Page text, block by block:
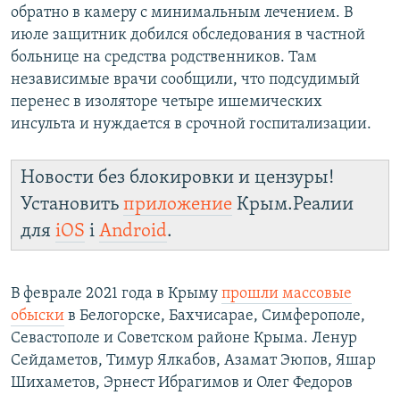
обратно в камеру с минимальным лечением. В
июле защитник добился обследования в частной
больнице на средства родственников. Там
независимые врачи сообщили, что подсудимый
перенес в изоляторе четыре ишемических
инсульта и нуждается в срочной госпитализации.
Новости без блокировки и цензуры!
Установить приложение Крым.Реалии
для iOS і Android.
В феврале 2021 года в Крыму прошли массовые
обыски в Белогорске, Бахчисарае, Симферополе,
Севастополе и Советском районе Крыма. Ленур
Сейдаметов, Тимур Ялкабов, Азамат Эюпов, Яшар
Шихаметов, Эрнест Ибрагимов и Олег Федоров